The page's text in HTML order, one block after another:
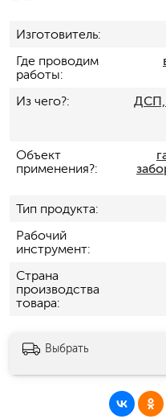
Изготовитель
Где проводим
работы
Из чего?
Объект
применения?
Тип продукта
Рабочий
инструмент
Страна
производства
товара
Выбрать